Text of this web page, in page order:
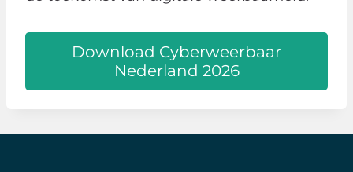
Download Cyberweerbaar
Nederland 2026